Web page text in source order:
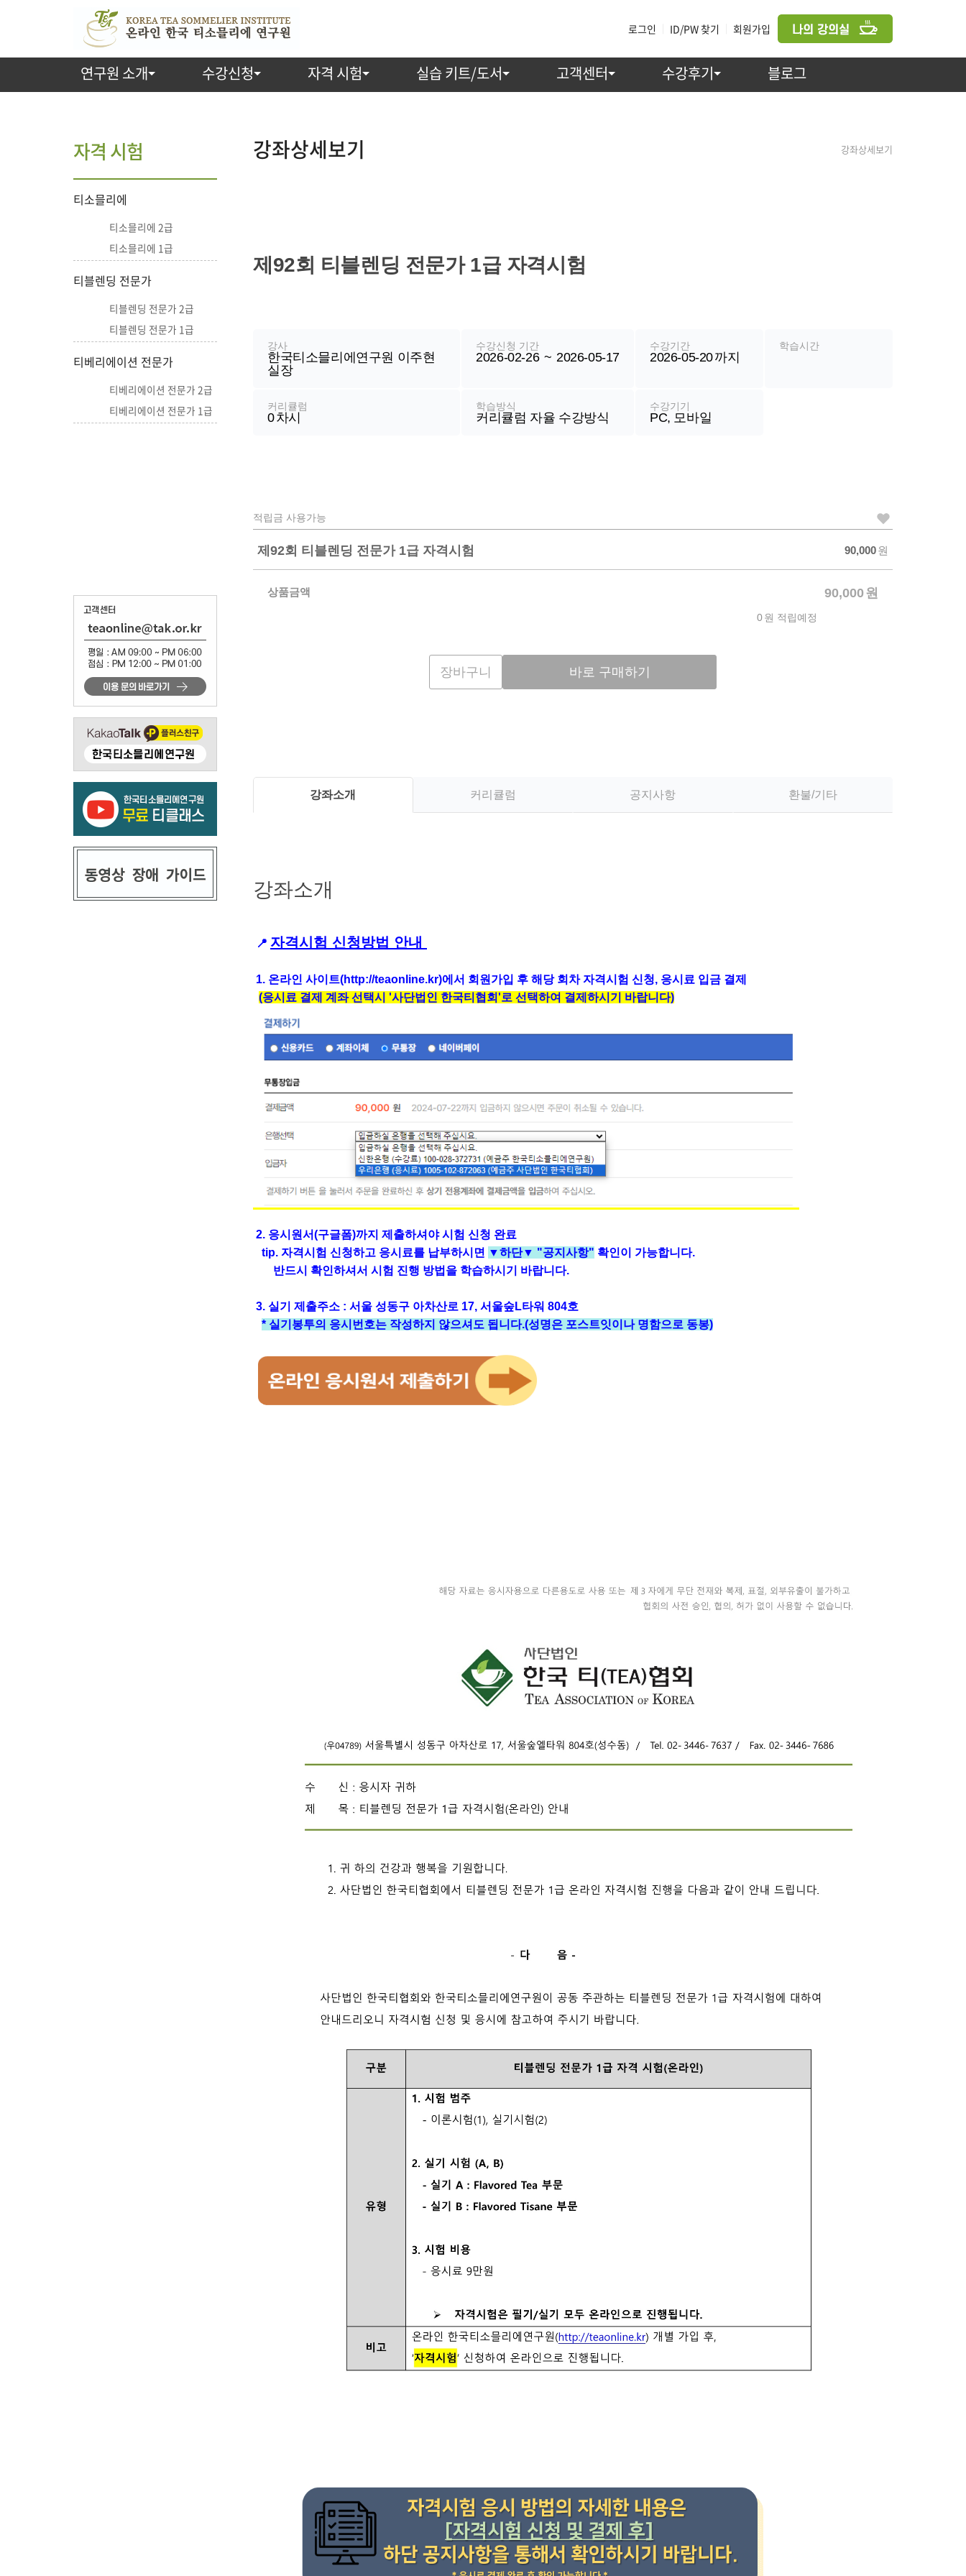
로그인 ID/PW 찾기 회원가입
연구원 소개 수강신청 자격 시험 실습 키트/도서 고객센터 수강후기 블로그
좌
기
강좌상세보기 강좌상세보기
제92회 티블렌딩 전문가 1급 자격시험
강사
한국티소믈리에연구원 이주현
실장
수강신청 기간
2026-02-26 ~ 2026-05-17
수강기간
2026-05-20까지
학습시간
커리큘럼
0차시
학습방식
커리큘럼 자율 수강방식
수강기기
PC, 모바일
적립금 사용가능
제92회 티블렌딩 전문가 1급 자격시험
가
90,000원
상품금액 90,000 원
0원 적립예정
장바구니 바로 구매하기
강좌소개 커리큘럼 공지사항 환불/기타
강좌소개
📍 자격시험 신청방법 안내
1. 온라인 사이트(http://teaonline.kr)에서 회원가입 후 해당 회차 자격시험 신청, 응시료 입금 결제
(응시료 결제 계좌 선택시 '사단법인 한국티협회'로 선택하여 결제하시기 바랍니다)
2. 응시원서(구글폼)까지 제출하셔야 시험 신청 완료
tip. 자격시험 신청하고 응시료를 납부하시면 ▼하단▼ "공지사항" 확인이 가능합니다.
반드시 확인하셔서 시험 진행 방법을 학습하시기 바랍니다.
3. 실기 제출주소 : 서울 성동구 아차산로 17, 서울숲L타워 804호
* 실기봉투의 응시번호는 작성하지 않으셔도 됩니다.(성명은 포스트잇이나 명함으로 동봉)
자격 시험
티소믈리에
티소믈리에 2급
티소믈리에 1급
티블렌딩 전문가
티블렌딩 전문가 2급
티블렌딩 전문가 1급
티베리에이션 전문가
티베리에이션 전문가 2급
티베리에이션 전문가 1급